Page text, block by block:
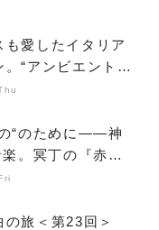
も愛したイタリア
“アンビエントの
点と、「動き」に
“のために――神
。冥丁の『赤城
の旅＜第23回＞